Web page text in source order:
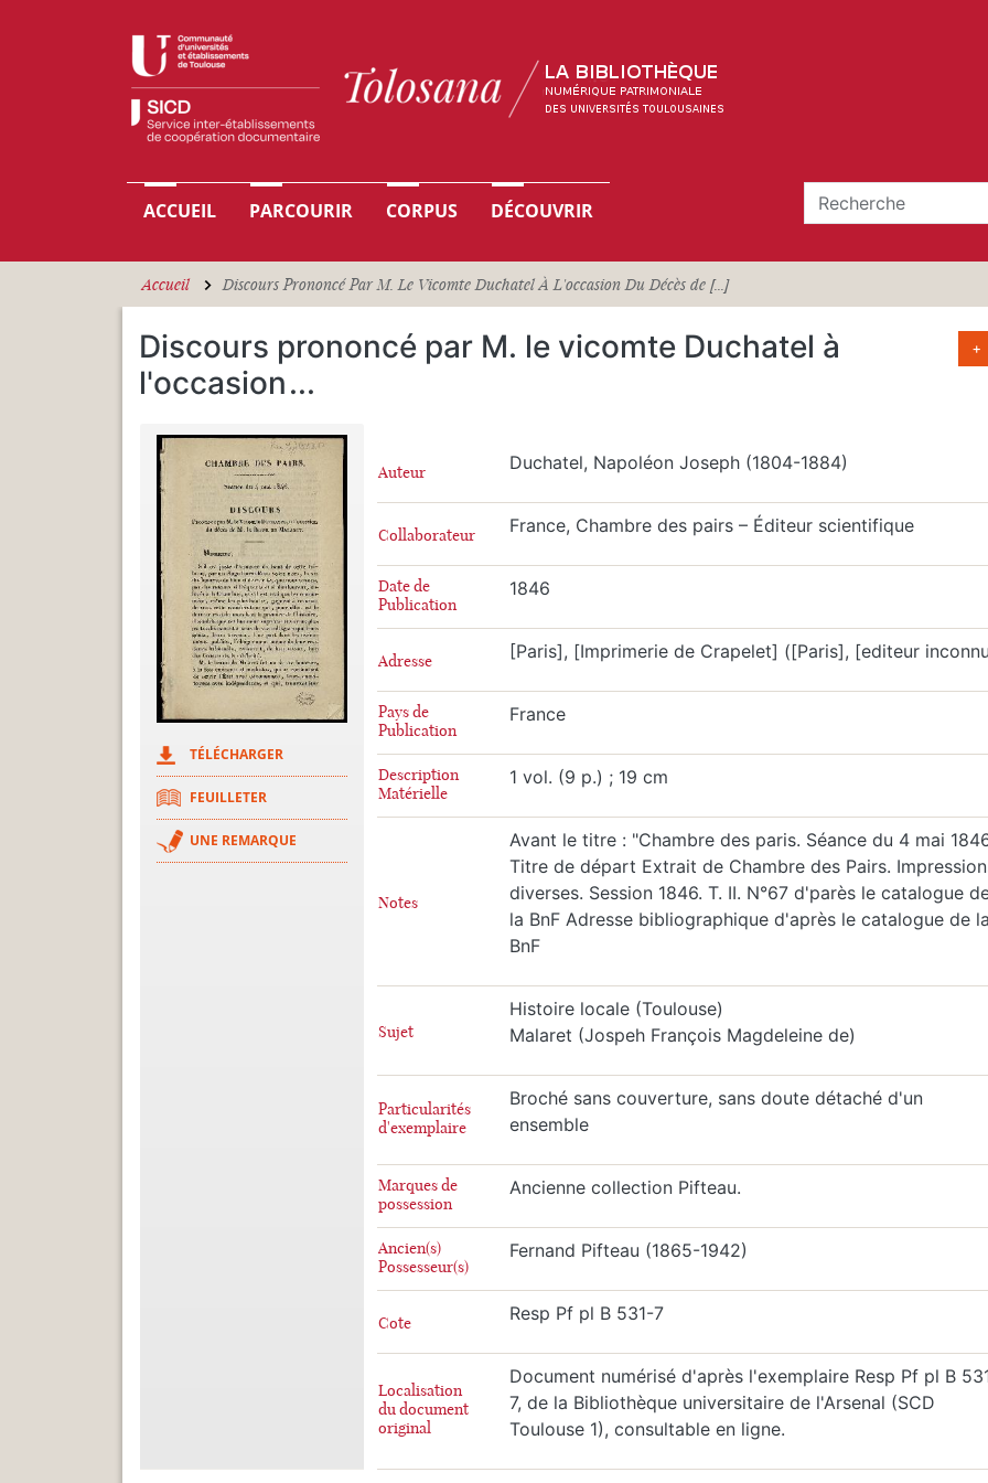
Navigation principale
ACCUEIL PARCOURIR CORPUS DÉCOUVRIR
Accueil Discours Prononcé Par M. Le Vicomte Duchatel À L'occasion Du Décès de [...]
Discours prononcé par M. le vicomte Duchatel à
l'occasion...
+
TÉLÉCHARGER
FEUILLETER
UNE REMARQUE
Auteur Duchatel, Napoléon Joseph (1804-1884)
Collaborateur France, Chambre des pairs – Éditeur scientifique
Date de
Publication
1846
Adresse [Paris], [Imprimerie de Crapelet] ([Paris], [editeur
Pays de
Publication
France
Description
Matérielle
1 vol. (9 p.) ; 19 cm
Notes
Avant le titre : "Chambre des paris. Séance du 4 mai
Titre de départ Extrait de Chambre des Pairs.
diverses. Session 1846. T. II. N°67 d'parès le catalogue
la BnF Adresse bibliographique d'après le catalogue de
BnF
Sujet
Histoire locale (Toulouse)
Malaret (Jospeh François Magdeleine de)
Particularités
d'exemplaire
Broché sans couverture, sans doute détaché d'un
ensemble
Marques de
possession
Ancienne collection Pifteau.
Ancien(s)
Possesseur(s)
Fernand Pifteau (1865-1942)
Cote Resp Pf pl B 531-7
Localisation
du document
original
Document numérisé d'après l'exemplaire Resp Pf pl B
7, de la Bibliothèque universitaire de l'Arsenal (SCD
Toulouse 1), consultable en ligne.